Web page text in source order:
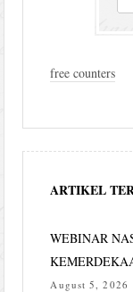
free counters
ARTIKEL
WEBINAR
August 5, 2026